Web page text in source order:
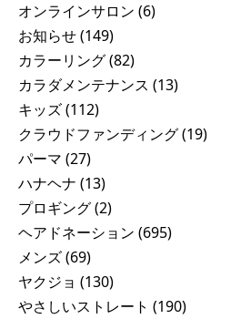
オンラインサロン (6)
お知らせ(149)
カラーリング(82)
カラダメンテナンス (13)
キッズ(112)
クラウドファンディング(19)
パーマ (27)
ハナヘナ (13)
プロギング(2)
ヘアドネーション (695)
メンズ(69)
ヤクジョ (130)
やさしいストレート (190)